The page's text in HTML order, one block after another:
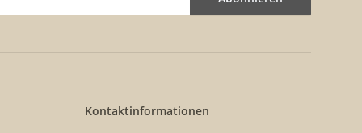
Kontaktinformationen